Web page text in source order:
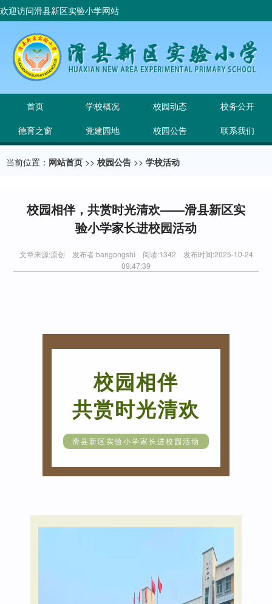
欢迎访问滑县新区实验小学网站
首页 学校概况 校园动态
校务公开
德育之窗
党建园地 校园公告 联系我们
当前位置： 网站首页 >> 校园公告 >> 学校活动
校园相伴，共赏时光清欢——滑县新区实
验小学家长进校园活动
文章来源:原创 发布者:bangongshi 阅读:1342 发布时间:2025-10-24
09:47:39
校园相伴
共赏时光清欢
滑县新区实验小学家长进校园活动